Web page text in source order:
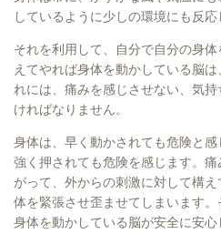
しているように少しの環境にも反応
それを利用して、自分で自分の身
えてやれば身体を動かしている脳
れには、痛みを感じさせない、気
ければなりません。
身体は、早く動かされても危険と感
強く押されても危険を感じます。
がって、外からの刺激に対して構
体を緊張させ歪ませてしまいます。
身体を動かしている脳が安全に安心